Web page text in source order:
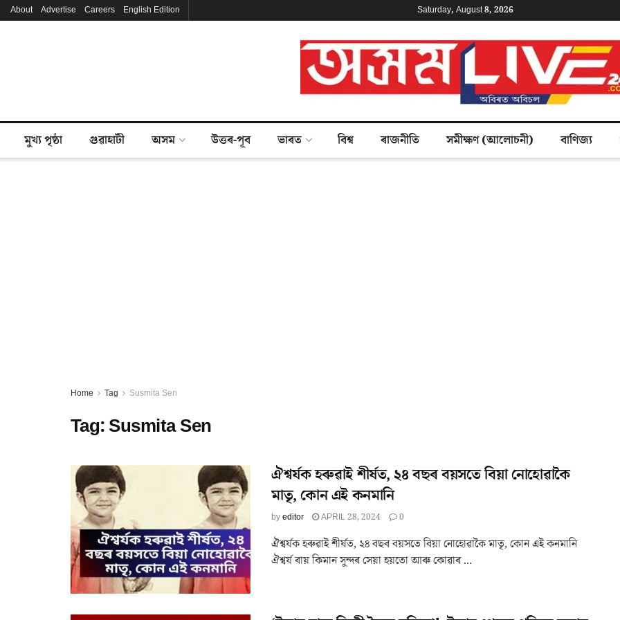
About Advertise Careers English Edition Saturday, August 8, 2026
মুখ্য পৃষ্ঠা গুৱাহাটী অসম উত্তৰ-পূব ভাৰত বিশ্ব ৰাজনীতি সমীক্ষণ (আলোচনী) বাণিজ্য
Home Tag Susmita Sen
Tag:Susmita Sen
ঐশ্বৰ্যক হৰুৱাই শীৰ্ষত, ২৪ বছৰ বয়সতে বিয়া নোহোৱাকৈ
মাতৃ, কোন এই কনমানি
byeditor APRIL 28, 2024 0
ঐশ্বৰ্যক হৰুৱাই শীৰ্ষত, ২৪ বছৰ বয়সতে বিয়া নোহোৱাকৈ মাতৃ, কোন এই কনমানি
ঐশ্বৰ্য ৰায় কিমান সুন্দৰ সেয়া হয়তো আৰু কোৱাৰ ...